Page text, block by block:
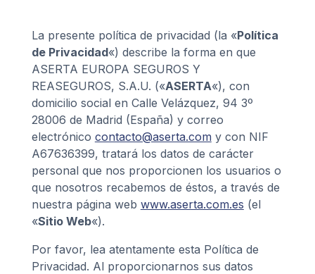
La presente política de privacidad (la «Política
de Privacidad«) describe la forma en que
ASERTA EUROPA SEGUROS Y
REASEGUROS, S.A.U. («ASERTA«), con
domicilio social en Calle Velázquez, 94 3º
28006 de Madrid (España) y correo
electrónico contacto@aserta.com y con NIF
A67636399, tratará los datos de carácter
personal que nos proporcionen los usuarios o
que nosotros recabemos de éstos, a través de
nuestra página web www.aserta.com.es (el
«Sitio Web«).
Por favor, lea atentamente esta Política de
Privacidad. Al proporcionarnos sus datos